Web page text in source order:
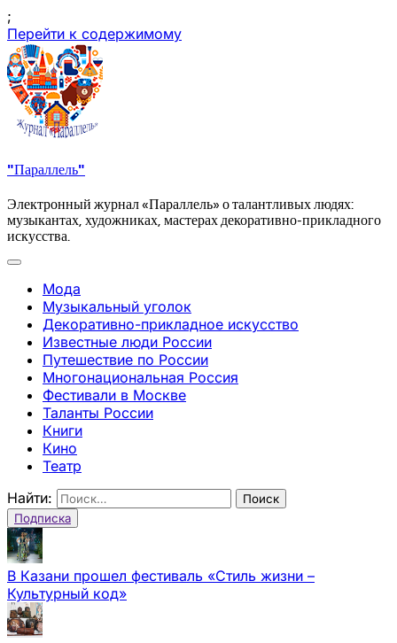
;
Перейти к содержимому
"Параллель"
Электронный журнал «Параллель» о талантливых людях:
музыкантах, художниках, мастерах декоративно-прикладного
искусства.
Мода
Музыкальный уголок
Декоративно-прикладное искусство
Известные люди России
Путешествие по России
Многонациональная Россия
Фестивали в Москве
Таланты России
Книги
Кино
Театр
Найти:
Подписка
В Казани прошел фестиваль «Стиль жизни –
Культурный код»